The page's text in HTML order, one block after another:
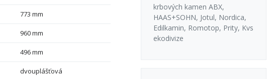
773 mm
960 mm
496 mm
dvouplášťová
krbových kamen ABX,
HAAS+SOHN, Jotul, Nordica,
Edilkamin, Romotop, Prity, Kvs
ekodivize